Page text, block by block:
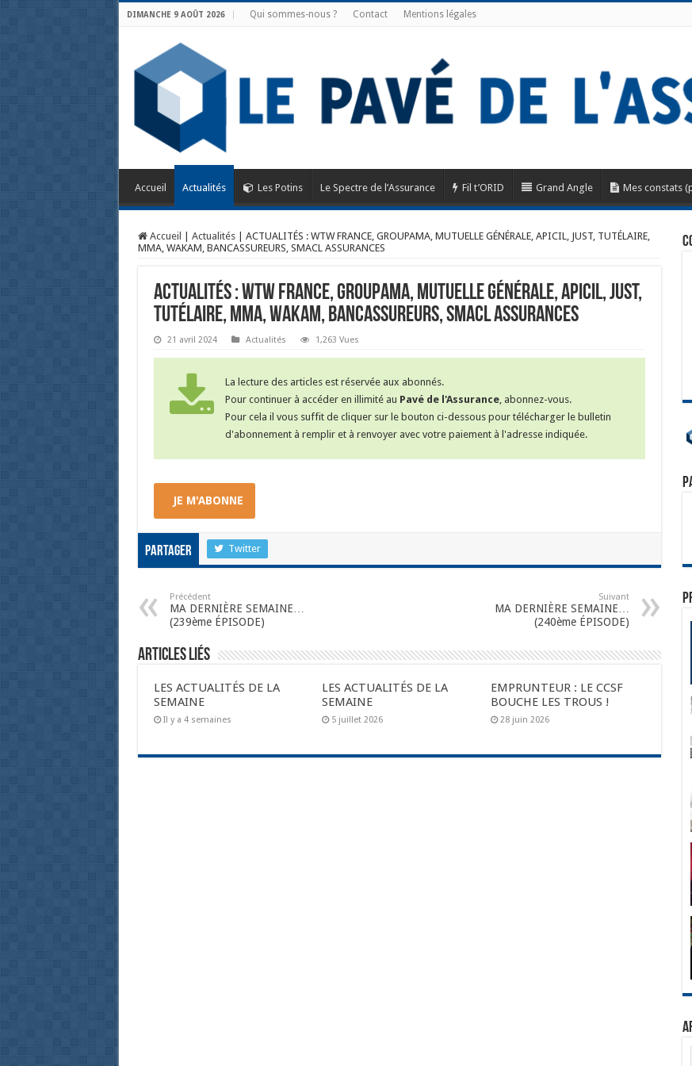
DIMANCHE 9 AOÛT 2026 Qui sommes-nous ? Contact Mentions légales
Accueil Actualités Les Potins Le Spectre de l’Assurance Fil t’ORID Grand Angle Mes constats
Accueil Actualités
ACTUALITÉS : WTW FRANCE, GROUPAMA, MUTUELLE GÉNÉRALE, APICIL, JUST, TUTÉLAIRE,
MMA, WAKAM, BANCASSUREURS, SMACL ASSURANCES
ACTUALITÉS : WTW FRANCE, GROUPAMA, MUTUELLE GÉNÉRALE, APICIL, JUST,
TUTÉLAIRE, MMA, WAKAM, BANCASSUREURS, SMACL ASSURANCES
21 avril 2024 Actualités 1,263 Vues
La lecture des articles est réservée aux abonnés.
Pour continuer à accéder en illimité au Pavé de l'Assurance, abonnez-vous.
Pour cela il vous suffit de cliquer sur le bouton ci-dessous pour télécharger le bulletin
d'abonnement à remplir et à renvoyer avec votre paiement à l'adresse indiquée.
JE M'ABONNE
Partager Twitter
Précédent
MA DERNIÈRE SEMAINE…
(239ème ÉPISODE)
Suivant
MA DERNIÈRE SEMAINE…
(240ème ÉPISODE)
Articles liés
LES ACTUALITÉS DE LA
SEMAINE
Il y a 4 semaines
LES ACTUALITÉS DE LA
SEMAINE
5 juillet 2026
EMPRUNTEUR : LE CCSF
BOUCHE LES TROUS !
28 juin 2026